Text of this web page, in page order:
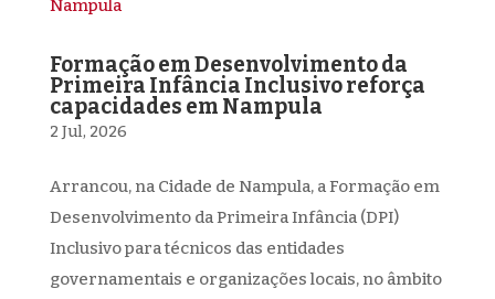
Formação em Desenvolvimento da
Primeira Infância Inclusivo reforça
capacidades em Nampula
2 Jul, 2026
Arrancou, na Cidade de Nampula, a Formação em
Desenvolvimento da Primeira Infância (DPI)
Inclusivo para técnicos das entidades
governamentais e organizações locais, no âmbito